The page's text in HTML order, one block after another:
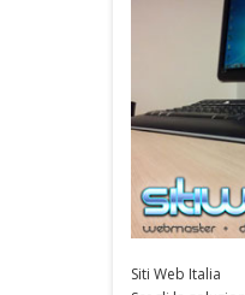
Siti Web Italia